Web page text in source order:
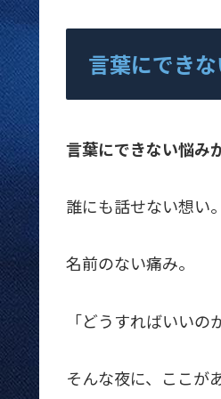
言葉にでき
言葉にできない悩み
誰にも話せない想い。
名前のない痛み。
「どうすればいいの
そんな夜に、ここが